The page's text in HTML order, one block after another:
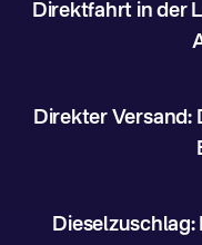
Direktfahrt in der
Direkter Versand: